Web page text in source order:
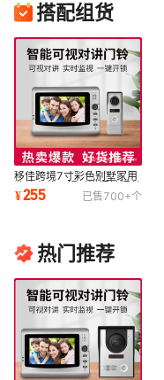
搭配组货
移佳跨境7寸彩色别墅家用
监控有线可视对讲门铃门禁
一拖一拖二
¥255 已售700+个
热门推荐